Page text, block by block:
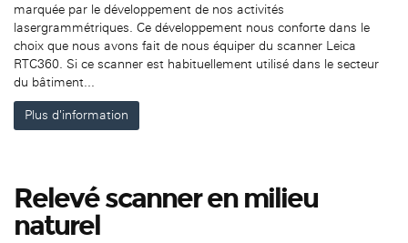
marquée par le développement de nos activités
lasergrammétriques. Ce développement nous conforte dans le
choix que nous avons fait de nous équiper du scanner Leica
RTC360. Si ce scanner est habituellement utilisé dans le secteur
du bâtiment...
Plus d'information
Relevé scanner en milieu
naturel